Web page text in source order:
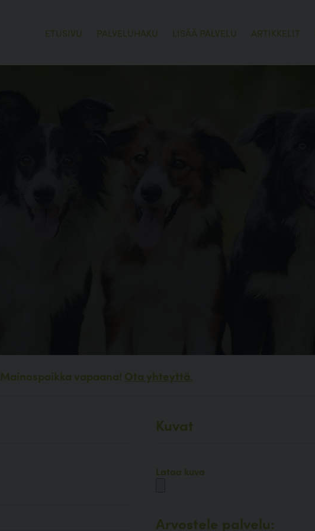
ETUSIVU PALVELUHAKU LISÄÄ PALVELU ARTIKKELIT
Mainospaikka vapaana! Ota yhteyttä.
Kuvat
Lataa kuva
Arvostele palvelu: